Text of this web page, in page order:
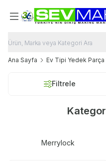
Ana Sayfa Ev Tipi Yedek
Filtrele
Merrylock